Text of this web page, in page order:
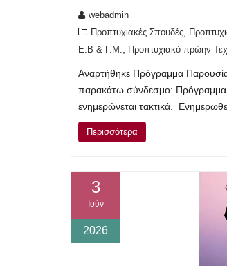
webadmin
Προπτυχιακές Σπουδές
Ε.Β & Γ.Μ.
Προπτυχιακό πρώην
Αναρτήθηκε Πρόγραμμα
παρακάτω σύνδεσμο: Πρόγραμμα
ενημερώνεται τακτικά.
Περισσότερα
3
Ιούν
2026